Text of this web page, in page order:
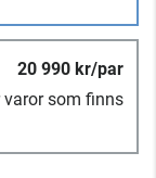
20 990 kr/par
varor som finns